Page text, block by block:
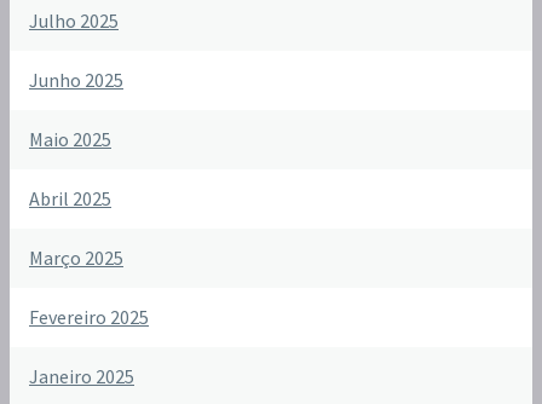
Julho 2025
Junho 2025
Maio 2025
Abril 2025
Março 2025
Fevereiro 2025
Janeiro 2025